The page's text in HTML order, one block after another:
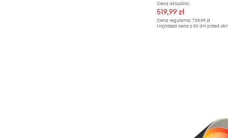
Cena aktualna:
519,99 zł
Cena regularna: 729,99 zł
Najniższa cena z 30 dni przed